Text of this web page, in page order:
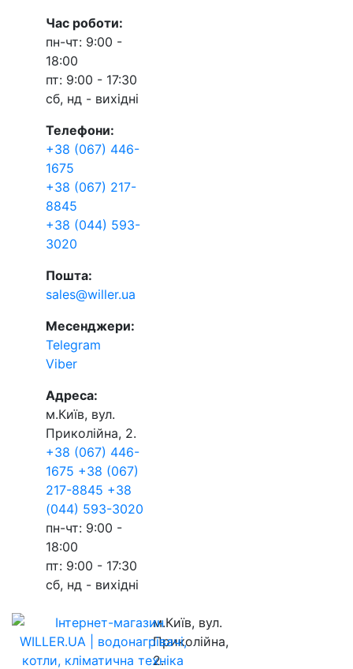
Час роботи:
пн-чт: 9:00 -
18:00
пт: 9:00 - 17:30
сб, нд - вихідні
Телефони:
+38 (067) 446-
1675
+38 (067) 217-
8845
+38 (044) 593-
3020
Пошта:
sales@willer.ua
Месенджери:
Telegram
Viber
Адреса:
м.Київ, вул.
Приколійна, 2.
+38 (067) 446-
1675 +38 (067)
217-8845 +38
(044) 593-3020
пн-чт: 9:00 -
18:00
пт: 9:00 - 17:30
сб, нд - вихідні
м.Київ, вул.
Приколійна,
2.